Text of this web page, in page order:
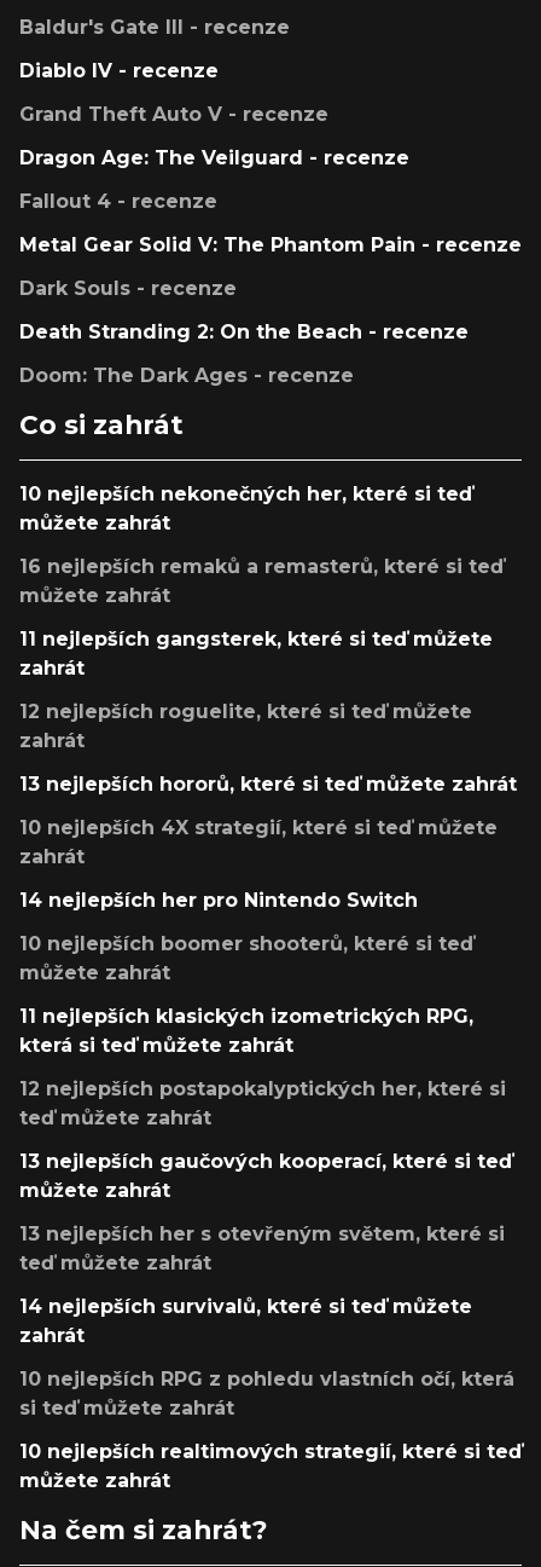
Baldur's Gate III - recenze
Diablo IV - recenze
Grand Theft Auto V - recenze
Dragon Age: The Veilguard - recenze
Fallout 4 - recenze
Metal Gear Solid V: The Phantom Pain - recenze
Dark Souls - recenze
Death Stranding 2: On the Beach - recenze
Doom: The Dark Ages - recenze
Co si zahrát
10 nejlepších nekonečných her, které si teď
můžete zahrát
16 nejlepších remaků a remasterů, které si teď
můžete zahrát
11 nejlepších gangsterek, které si teď můžete
zahrát
12 nejlepších roguelite, které si teď můžete
zahrát
13 nejlepších hororů, které si teď můžete zahrát
10 nejlepších 4X strategií, které si teď můžete
zahrát
14 nejlepších her pro Nintendo Switch
10 nejlepších boomer shooterů, které si teď
můžete zahrát
11 nejlepších klasických izometrických RPG,
která si teď můžete zahrát
12 nejlepších postapokalyptických her, které si
teď můžete zahrát
13 nejlepších gaučových kooperací, které si teď
můžete zahrát
13 nejlepších her s otevřeným světem, které si
teď můžete zahrát
14 nejlepších survivalů, které si teď můžete
zahrát
10 nejlepších RPG z pohledu vlastních očí, která
si teď můžete zahrát
10 nejlepších realtimových strategií, které si teď
můžete zahrát
Na čem si zahrát?